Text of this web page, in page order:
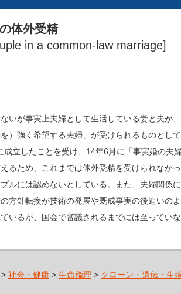
体外受精
in a common-law marriage]
いが事実上夫婦として生活している妻と夫が
）強く希望する夫婦」が受けられるものとし
成立したことを受け、14年6月に「事実婚の夫
るため、これまでは体外受精を受けられな
ルには認めないとしている。また、夫婦関係
方針転換が技術の発展や既成事実の後追いの
いるが、国会で審議されるまでには至っていな
> 社会・健康 > 生命倫理 > クローン・遺伝・生